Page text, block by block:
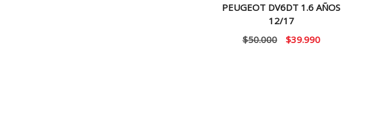
PEUGEOT DV6DT 1.6 AÑOS
12/17
$50.000
El
$39.990El